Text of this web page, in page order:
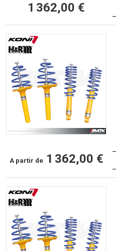
1 362,00 €
A partir de 1 362,00 €